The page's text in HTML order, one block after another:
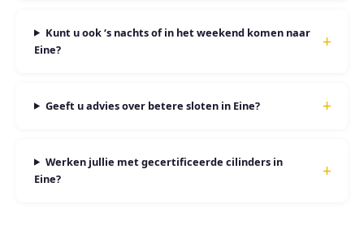
Kunt u ook ‘s nachts of in het weekend komen naar
Eine?
Geeft u advies over betere sloten in Eine?
Werken jullie met gecertificeerde cilinders in
Eine?